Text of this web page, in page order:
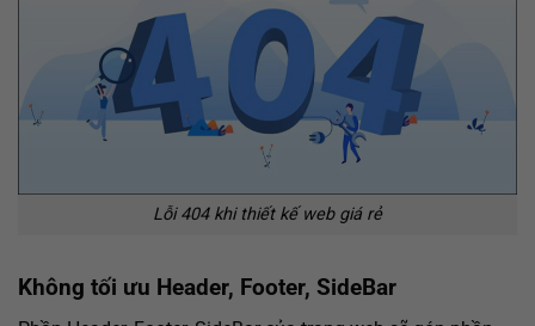
Lỗi 404 khi thiết kế web giá rẻ
Không tối ưu Header, Footer, SideBar